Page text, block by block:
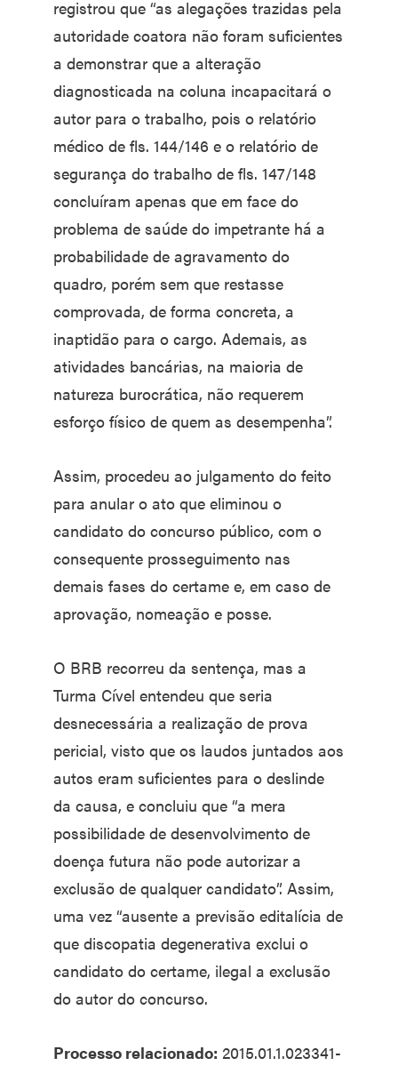
registrou que “as alegações trazidas pela
autoridade coatora não foram suficientes
a demonstrar que a alteração
diagnosticada na coluna incapacitará o
autor para o trabalho, pois o relatório
médico de fls. 144/146 e o relatório de
segurança do trabalho de fls. 147/148
concluíram apenas que em face do
problema de saúde do impetrante há a
probabilidade de agravamento do
quadro, porém sem que restasse
comprovada, de forma concreta, a
inaptidão para o cargo. Ademais, as
atividades bancárias, na maioria de
natureza burocrática, não requerem
esforço físico de quem as desempenha”.
Assim, procedeu ao julgamento do feito
para anular o ato que eliminou o
candidato do concurso público, com o
consequente prosseguimento nas
demais fases do certame e, em caso de
aprovação, nomeação e posse.
O BRB recorreu da sentença, mas a
Turma Cível entendeu que seria
desnecessária a realização de prova
pericial, visto que os laudos juntados aos
autos eram suficientes para o deslinde
da causa, e concluiu que “a mera
possibilidade de desenvolvimento de
doença futura não pode autorizar a
exclusão de qualquer candidato”. Assim,
uma vez “ausente a previsão editalícia de
que discopatia degenerativa exclui o
candidato do certame, ilegal a exclusão
do autor do concurso.
Processo relacionado: 2015.01.1.023341-